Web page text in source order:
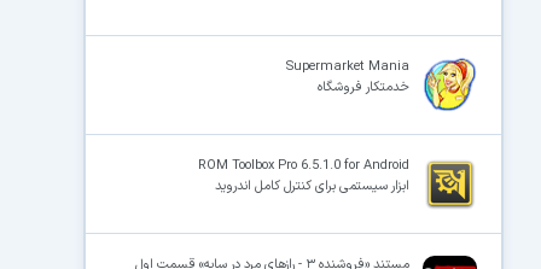
Supermarket Mania
خدمتکار فروشگاه
ROM Toolbox Pro 6.5.1.0 for Android
ابزار سیستمی برای کنترل کامل اندروید
مستند «فروشنده ۳ - رازهای مرد در سایه» قسمت اول